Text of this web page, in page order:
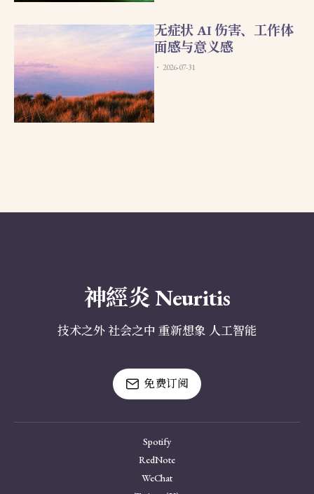
无症状 AI 伤害、工作体
面感与意义感
2026-07-31
神經炎 Neuritis
技术之外 社会之中 重新想象 人工智能
免费订阅
Spotify
RedNote
WeChat